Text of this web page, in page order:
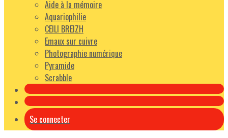
Aide à la mémoire
Aquariophilie
CEILI BREIZH
Emaux sur cuivre
Photographie numérique
Pyramide
Scrabble
Se connecter